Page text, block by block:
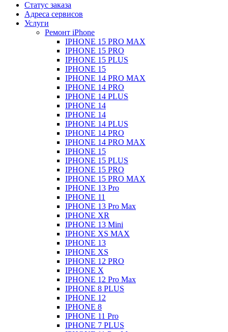
Статус заказа
Адреса сервисов
Услуги
Ремонт iPhone
IPHONE 15 PRO MAX
IPHONE 15 PRO
IPHONE 15 PLUS
IPHONE 15
IPHONE 14 PRO MAX
IPHONE 14 PRO
IPHONE 14 PLUS
IPHONE 14
IPHONE 14
IPHONE 14 PLUS
IPHONE 14 PRO
IPHONE 14 PRO MAX
IPHONE 15
IPHONE 15 PLUS
IPHONE 15 PRO
IPHONE 15 PRO MAX
IPHONE 13 Pro
IPHONE 11
IPHONE 13 Pro Max
IPHONE XR
IPHONE 13 Mini
IPHONE XS MAX
IPHONE 13
IPHONE XS
IPHONE 12 PRO
IPHONE X
IPHONE 12 Pro Max
IPHONE 8 PLUS
IPHONE 12
IPHONE 8
IPHONE 11 Pro
IPHONE 7 PLUS